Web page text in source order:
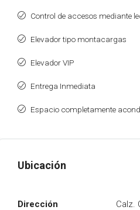
Control de accesos mediante
Elevador tipo montacargas
Elevador VIP
Entrega Inmediata
Espacio completamente
Ubicación
Dirección
Calz.